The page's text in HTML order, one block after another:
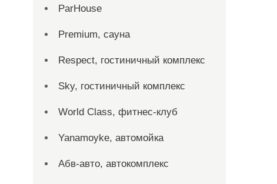
ParHouse
Premium, сауна
Respect, гостиничный комплекс
Sky, гостиничный комплекс
World Class, фитнес-клуб
Yanamoyke, автомойка
Абв-авто, автокомплекс